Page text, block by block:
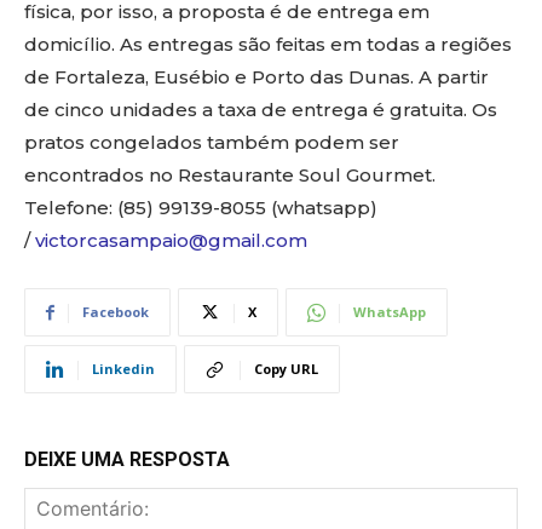
física, por isso, a proposta é de entrega em
domicílio. As entregas são feitas em todas a regiões
de Fortaleza, Eusébio e Porto das Dunas. A partir
de cinco unidades a taxa de entrega é gratuita. Os
pratos congelados também podem ser
encontrados no Restaurante Soul Gourmet.
Telefone: (85) 99139-8055 (whatsapp)
/victorcasampaio@gmail.com
Facebook X WhatsApp
Linkedin Copy URL
DEIXE UMA RESPOSTA